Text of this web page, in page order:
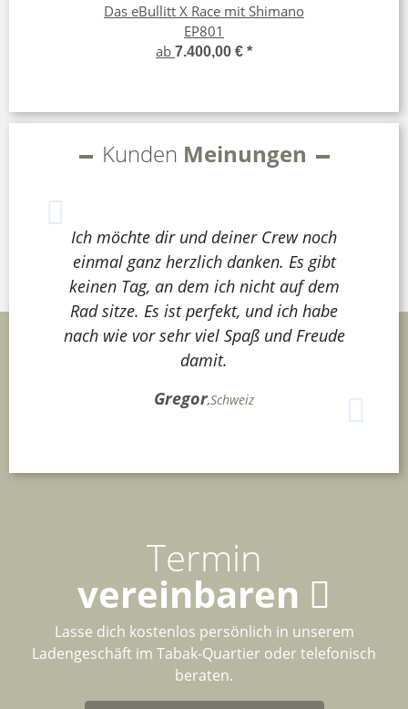
Das eBullitt X Race mit Shimano
EP801
ab 7.400,00 € *
Kunden Meinungen
Ich möchte dir und deiner Crew noch
einmal ganz herzlich danken. Es gibt
keinen Tag, an dem ich nicht auf dem
Rad sitze. Es ist perfekt, und ich habe
nach wie vor sehr viel Spaß und Freude
damit.
Gregor,Schweiz
Termin
vereinbaren
Lasse dich kostenlos persönlich in unserem
Ladengeschäft im Tabak-Quartier oder telefonisch
beraten.